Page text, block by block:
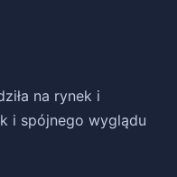
na rynek i
i spójnego wyglądu